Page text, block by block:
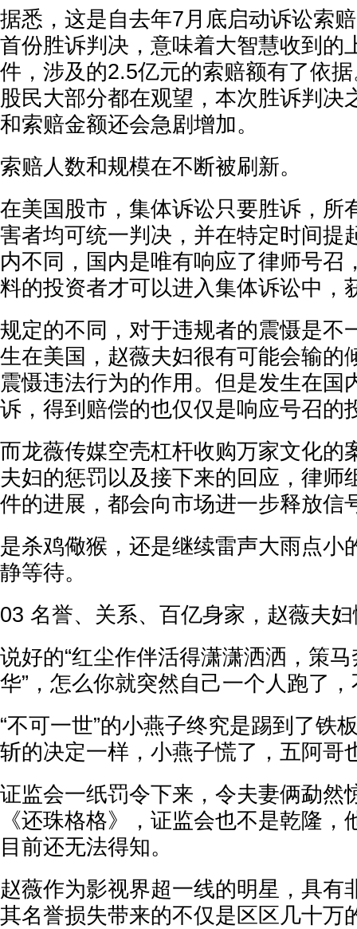
据悉，这是自去年7月底启动诉讼索
首份胜诉判决，意味着大智慧收到的
件，涉及的2.5亿元的索赔额有了依
股民大部分都在观望，本次胜诉判决
和索赔金额还会急剧增加。
索赔人数和规模在不断被刷新。
在美国股市，集体诉讼只要胜诉，所
害者均可统一判决，并在特定时间提
内不同，国内是唯有响应了律师号召
料的投资者才可以进入集体诉讼中，
规定的不同，对于违规者的震慑是不
生在美国，赵薇夫妇很有可能会输的
震慑违法行为的作用。但是发生在国
诉，得到赔偿的也仅仅是响应号召的
而龙薇传媒空壳杠杆收购万家文化的
夫妇的惩罚以及接下来的回应，律师
件的进展，都会向市场进一步释放信
是杀鸡儆猴，还是继续雷声大雨点小
静等待。
03 名誉、关系、百亿身家，赵薇夫
说好的“红尘作伴活得潇潇洒洒，策
华”，怎么你就突然自己一个人跑了
“不可一世”的小燕子终究是踢到了铁
斩的决定一样，小燕子慌了，五阿哥
证监会一纸罚令下来，令夫妻俩勐然
《还珠格格》，证监会也不是乾隆
目前还无法得知。
赵薇作为影视界超一线的明星，具有
其名誉损失带来的不仅是区区几十万